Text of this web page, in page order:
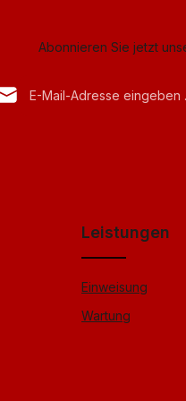
Abonnieren Sie jetzt
Leistungen
Einweisung
Wartung